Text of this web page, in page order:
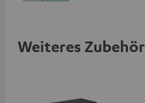
Weiteres Zubehör